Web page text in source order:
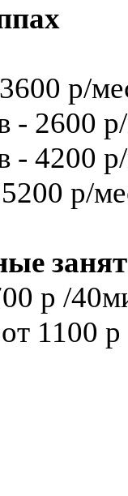
р/
- 2600
- 4200
р/
р /
1100